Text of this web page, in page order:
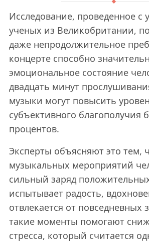
Исследование, проведенное с
ученых из Великобритании,
даже непродолжительное
концерте способно
эмоциональное состояние
двадцать минут
музыки могут повысить
субъективного благополучия
процентов.
Эксперты объясняют это тем,
музыкальных мероприятий
сильный заряд
испытывает радость,
отвлекается от повседневных
такие моменты помогают
стресса, который считается